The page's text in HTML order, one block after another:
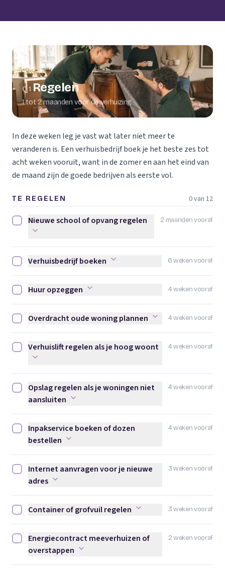
01 Regelen
1 tot 2 maanden voor de verhuizing
In deze weken leg je vast wat later niet meer te
veranderen is. Een verhuisbedrijf boek je het beste zes tot
acht weken vooruit, want in de zomer en aan het eind van
de maand zijn de goede bedrijven als eerste vol.
TE REGELEN 0 van 12
2 maanden vooraf
Nieuwe school of opvang regelen afvinken
Nieuwe school of opvang regelen
6 weken vooraf
Verhuisbedrijf boeken afvinken
Verhuisbedrijf boeken
4 weken vooraf
Huur opzeggen afvinken
Huur opzeggen
4 weken vooraf
Overdracht oude woning plannen afvinken
Overdracht oude woning plannen
4 weken vooraf
Verhuislift regelen als je hoog woont afvinken
Verhuislift regelen als je hoog woont
4 weken vooraf
Opslag regelen als je woningen niet aansluiten afvinken
Opslag regelen als je woningen niet
aansluiten
4 weken vooraf
Inpakservice boeken of dozen bestellen afvinken
Inpakservice boeken of dozen
bestellen
3 weken vooraf
Internet aanvragen voor je nieuwe adres afvinken
Internet aanvragen voor je nieuwe
adres
3 weken vooraf
Container of grofvuil regelen afvinken
Container of grofvuil regelen
2 weken vooraf
Energiecontract meeverhuizen of overstappen afvinken
Energiecontract meeverhuizen of
overstappen